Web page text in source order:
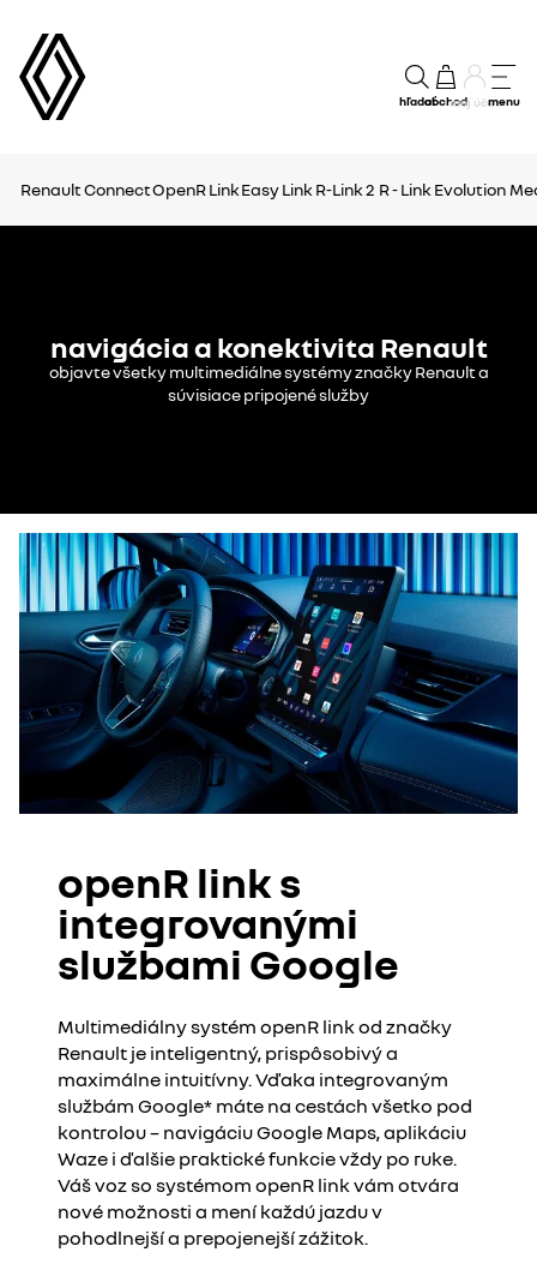
hľadaťobchodmôj účetmenu
Renault ConnectOpenR LinkEasy LinkR-Link 2 R - Link Evolution
navigácia a konektivita Renault
objavte všetky multimediálne systémy značky Renault a
súvisiace pripojené služby
openR link s
integrovanými
službami Google
Multimediálny systém openR link od značky
Renault je inteligentný, prispôsobivý a
maximálne intuitívny. Vďaka integrovaným
službám Google* máte na cestách všetko pod
kontrolou – navigáciu Google Maps, aplikáciu
Waze i ďalšie praktické funkcie vždy po ruke.
Váš voz so systémom openR link vám otvára
nové možnosti a mení každú jazdu v
pohodlnejší a prepojenejší zážitok.